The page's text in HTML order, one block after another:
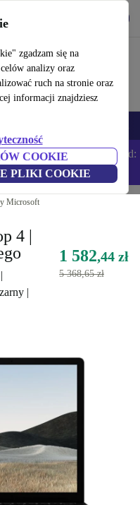
zgadzam się na
analizy oraz
ruch na stronie oraz
informacji znajdziesz
COOKIE
PLIKI COOKIE
iPhone’ach – Kod:
Microsoft
4 |
|
1 582,44 zł
5 368,65 zł